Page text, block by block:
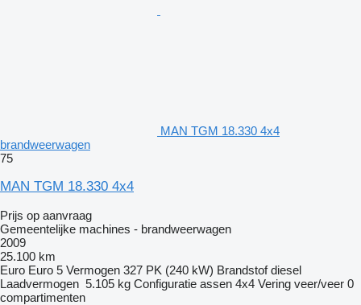
MAN TGM 18.330 4x4
brandweerwagen
75
MAN TGM 18.330 4x4
Prijs op aanvraag
Gemeentelijke machines - brandweerwagen
2009
25.100 km
Euro Euro 5 Vermogen 327 PK (240 kW) Brandstof diesel
Laadvermogen 5.105 kg Configuratie assen 4x4 Vering veer/veer 0
compartimenten